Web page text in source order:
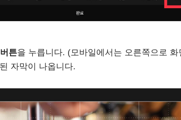
튼을 누릅니다. (모바일에서는 오른쪽으로 화
자막이 나옵니다.